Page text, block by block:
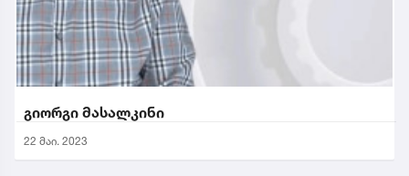
გიორგი მასალკინი
22 მაი. 2023